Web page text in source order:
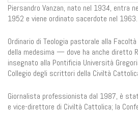
Piersandro Vanzan, nato nel 1934, entra
1952 e viene ordinato sacerdote nel 1963.
Ordinario di Teologia pastorale alla
della medesima — dove ha anche diretto
insegnato alla Pontificia Università
Collegio degli scrittori della Civiltà
Giornalista professionista dal 1987, è
e vice-direttore di Civiltà Cattolica; la